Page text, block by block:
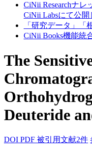
CiNii Researchナ
CiNii Labsにて公開
「研究データ」「
CiNii Books機能統
The
Deuteride
DOI PDF 被引用文献2件